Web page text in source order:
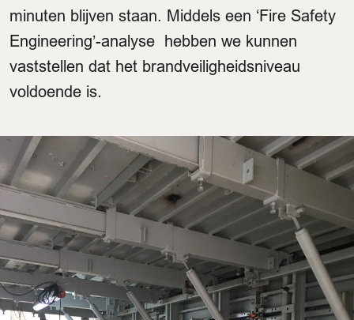
minuten blijven staan. Middels een ‘Fire Safety
Engineering’-analyse hebben we kunnen
vaststellen dat het brandveiligheidsniveau
voldoende is.